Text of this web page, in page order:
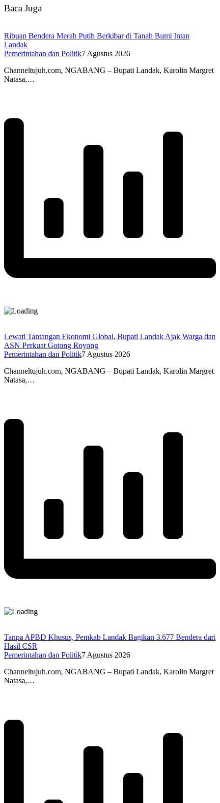
Baca Juga
Ribuan Bendera Merah Putih Berkibar di Tanah Bumi Intan
Landak
Pemerintahan dan Politik7 Agustus 2026
Channeltujuh.com, NGABANG – Bupati Landak, Karolin Margret
Natasa,…
Lewati Tantangan Ekonomi Global, Bupati Landak Ajak Warga dan
ASN Perkuat Gotong Royong
Pemerintahan dan Politik7 Agustus 2026
Channeltujuh.com, NGABANG – Bupati Landak, Karolin Margret
Natasa,…
Tanpa APBD Khusus, Pemkab Landak Bagikan 3.677 Bendera dari
Hasil CSR
Pemerintahan dan Politik7 Agustus 2026
Channeltujuh.com, NGABANG – Bupati Landak, Karolin Margret
Natasa,…